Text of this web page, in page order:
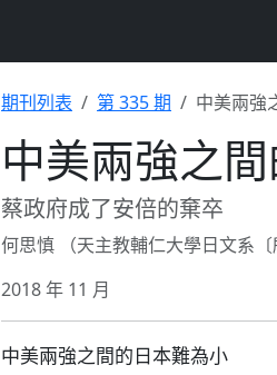
期刊列表 第 335 期 中美兩強
中美兩強之
蔡政府成了安倍的棄卒
何思慎 （天主教輔仁大學日文系〔
2018 年 11 月
中美兩強之間的日本難為小